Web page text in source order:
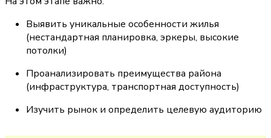
Выявить уникальные особенности жилья
(нестандартная планировка, эркеры, высокие
потолки)
Проанализировать преимущества района
(инфраструктура, транспортная доступность)
Изучить рынок и определить целевую аудиторию